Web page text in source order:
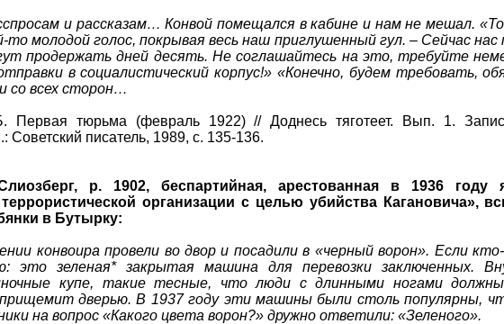
и рассказам… Конвой помещался в кабине и нам не мешал.
то молодой голос, покрывая весь наш приглушенный гул. – Сейчас нас
продержать дней десять. Не соглашайтесь на это, требуйте
в социалистический корпус!» «Конечно, будем требовать,
со всех сторон…
Первая тюрьма (февраль 1922) // Доднесь тяготеет. Вып. 1.
писатель, 1989, с. 135-136.
р. 1902, беспартийная, арестованная в 1936 году
организации с целью убийства Кагановича»,
в Бутырку:
конвоира провели во двор и посадили в «черный ворон». Если
это зеленая* закрытая машина для перевозки заключенных.
купе, такие тесные, что люди с длинными ногами
дверью. В 1937 году эти машины были столь популярны,
на вопрос «Какого цвета ворон?» дружно ответили: «Зеленого».